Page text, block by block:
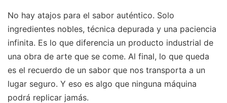
No hay atajos para el sabor auténtico. Solo
ingredientes nobles, técnica depurada y una paciencia
infinita. Es lo que diferencia un producto industrial de
una obra de arte que se come. Al final, lo que queda
es el recuerdo de un sabor que nos transporta a un
lugar seguro. Y eso es algo que ninguna máquina
podrá replicar jamás.